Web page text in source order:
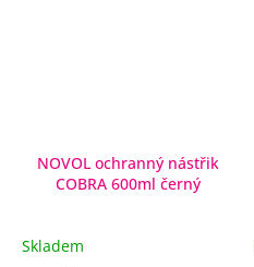
NOVOL ochranný nástřik
COBRA 600ml černý
Skladem